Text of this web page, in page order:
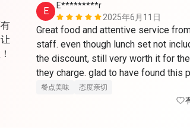
E
E*********r
2025年6月11日
Great food and attentive service
staff. even though lunch set not
the discount, still very worth it for
they charge. glad to have found this
餐点美味 态度亲切